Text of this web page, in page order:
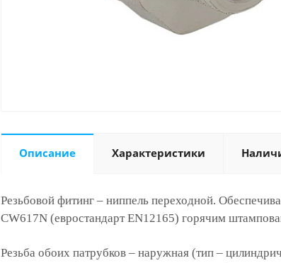
Описание Характеристики
Резьбовой фитинг – ниппель переходной.
CW617N (евростандарт EN12165) горячим
Резьба обоих патрубков – наружная (тип –